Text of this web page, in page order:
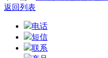
返回列表
电话
短信
联系